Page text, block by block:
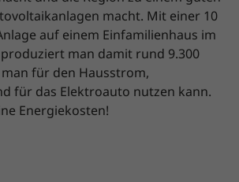
macht. Mit einer 10
auf einem Einfamilienhaus im
man damit rund 9.300
man für den Hausstrom,
für das Elektroauto nutzen kann.
Energiekosten!